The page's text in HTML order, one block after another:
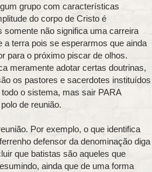
grupo com características
do corpo de Cristo é
não significa uma carreira
terra pois se esperarmos que ainda
para o próximo piscar de olhos.
meramente adotar certas doutrinas,
os pastores e sacerdotes instituídos
o sistema, mas sair PARA
de reunião.
Por exemplo, o que identifica
defensor da denominação diga
que batistas são aqueles que
ainda que de uma forma